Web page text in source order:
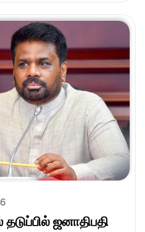
ஜனாதிபதி